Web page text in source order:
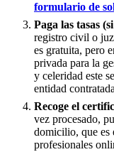
formulario de
Paga las tasas
registro civil o
es gratuita, pero
privada para la
y celeridad este
entidad
Recoge el
vez procesado,
domicilio, que es
profesionales